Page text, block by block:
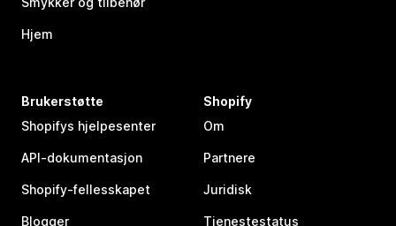
Hjem
Brukerstøtte
Shopifys hjelpesenter
API-dokumentasjon
Shopify-fellesskapet
Blogger
Shopify
Om
Partnere
Juridisk
Tjenestestatus